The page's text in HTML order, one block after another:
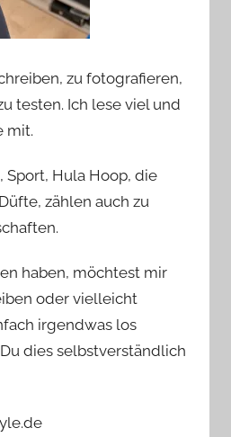
zu fotografieren,
testen. Ich lese viel und
mit.
Sport, Hula Hoop, die
zählen auch zu
haben, möchtest mir
oder vielleicht
irgendwas los
dies selbstverständlich